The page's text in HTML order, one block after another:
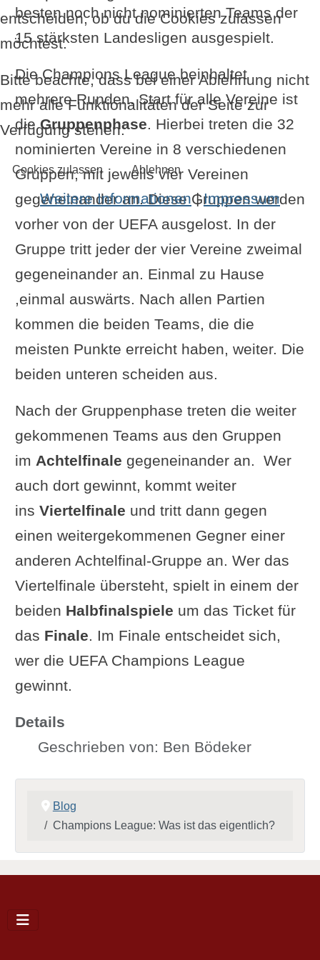
besten noch nicht nominierten Teams der
15 stärksten Landesligen ausgespielt.
Die Champions League beinhaltet
mehrere Runden. Start für alle Vereine ist
dieGruppenphase. Hierbei treten die 32
nominierten Vereine in 8 verschiedenen
Gruppen, mit jeweils vier Vereinen
gegeneinander an. Diese Gruppen werden
vorher von der UEFA ausgelost. In der
Gruppe tritt jeder der vier Vereine zweimal
gegeneinander an. Einmal zu Hause
,einmal auswärts. Nach allen Partien
kommen die beiden Teams, die die
meisten Punkte erreicht haben, weiter. Die
beiden unteren scheiden aus.
Nach der Gruppenphase treten die weiter
gekommenen Teams aus den Gruppen
im Achtelfinale gegeneinander an. Wer
auch dort gewinnt, kommt weiter
ins Viertelfinale und tritt dann gegen
einen weitergekommenen Gegner einer
anderen Achtelfinal-Gruppe an. Wer das
Viertelfinale übersteht, spielt in einem der
beiden Halbfinalspiele um das Ticket für
das Finale. Im Finale entscheidet sich,
wer die UEFA Champions League
gewinnt.
Details
Geschrieben von: Ben Bödeker
Blog
Champions League: Was ist das eigentlich?
entscheiden, ob du die Cookies zulassen
möchtest.
Bitte beachte, dass bei einer Ablehnung nicht
mehr alle Funktionalitäten der Seite zur
Verfügung stehen.
Cookies zulassen Ablehnen
Weitere Informationen|Impressum